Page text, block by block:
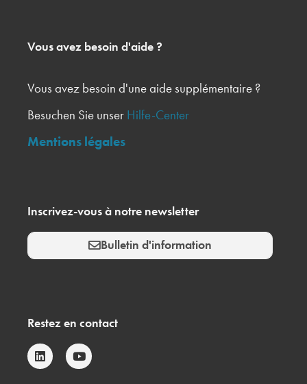
Vous avez besoin d'aide ?
Vous avez besoin d'une aide supplémentaire ?
Besuchen Sie unser Hilfe-Center
Mentions légales
Inscrivez-vous à notre newsletter
Bulletin d'information
Restez en contact